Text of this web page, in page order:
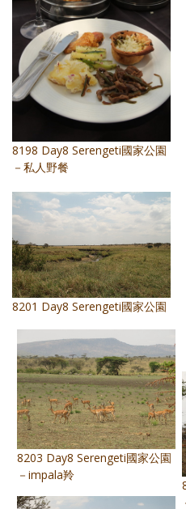
8198 Day8 Serengeti國家公園
－私人野餐
8201 Day8 Serengeti國家公園
8203 Day8 Serengeti國家公園
－impala羚